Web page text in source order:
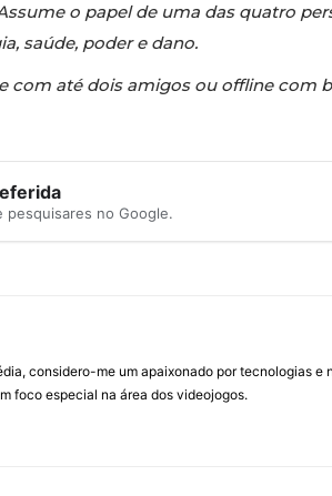
o papel de uma das quatro
saúde, poder e dano.
com até dois amigos ou offline com
pesquisares no Google.
considero-me um apaixonado por tecnologias
foco especial na área dos videojogos.